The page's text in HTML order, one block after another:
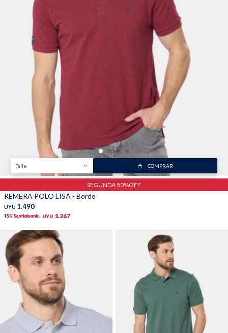
Talle COMPRAR
SEGUNDA 50%OFF
REMERA POLO LISA - Bordo
UYU 1.490
UYU 1.267